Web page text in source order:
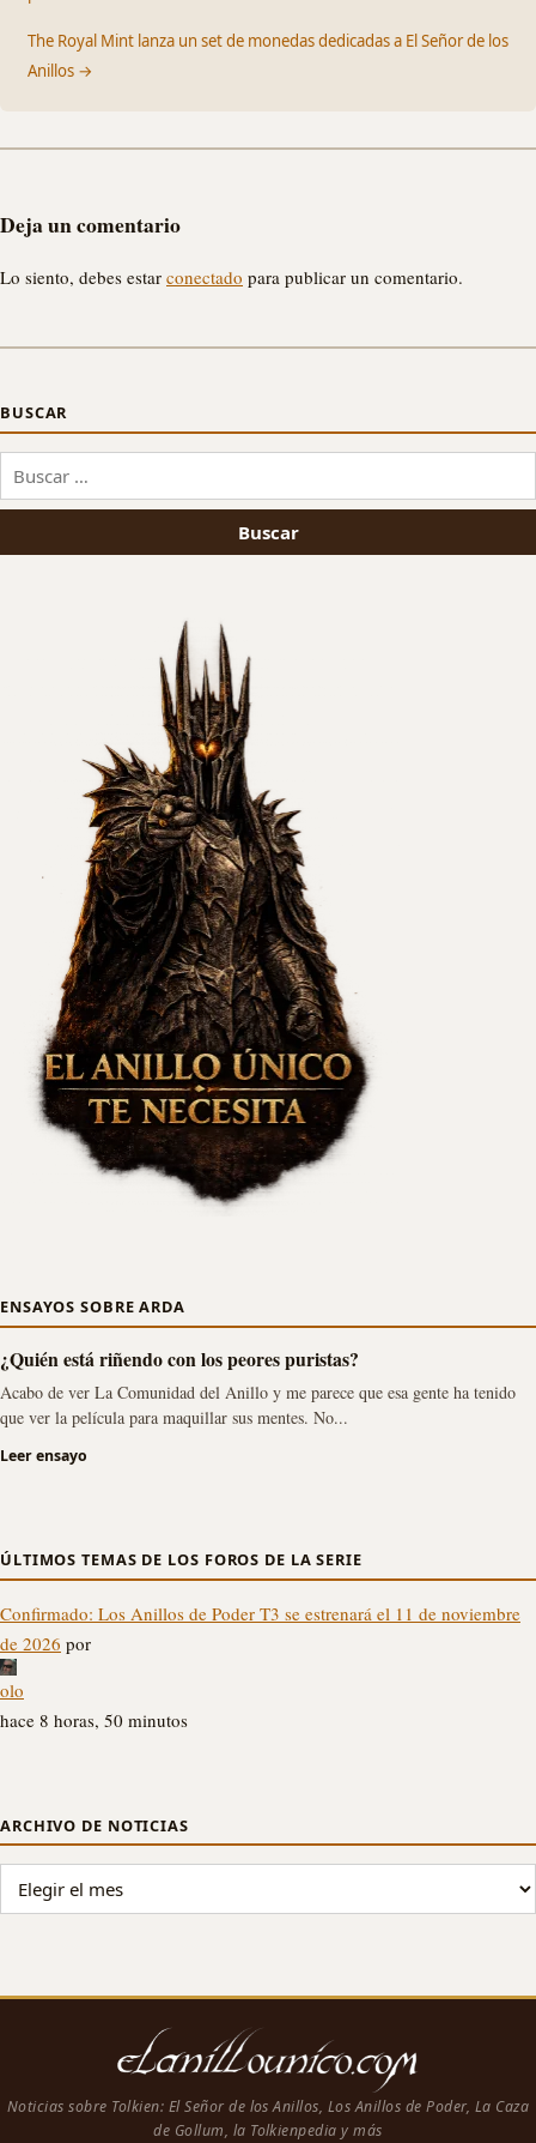
The Royal Mint lanza un set de monedas dedicadas a El Señor de los
Anillos →
Deja un comentario
Lo siento, debes estar conectado para publicar un comentario.
BUSCAR
Buscar:
ENSAYOS SOBRE ARDA
¿Quién está riñendo con los peores puristas?
Acabo de ver La Comunidad del Anillo y me parece que esa gente ha tenido
que ver la película para maquillar sus mentes. No...
Leer ensayo
ÚLTIMOS TEMAS DE LOS FOROS DE LA SERIE
Confirmado: Los Anillos de Poder T3 se estrenará el 11 de noviembre
de 2026 por
olo
hace 8 horas, 50 minutos
ARCHIVO DE NOTICIAS
ARCHIVO DE NOTICIAS
Noticias sobre Tolkien: El Señor de los Anillos, Los Anillos de Poder, La Caza
de Gollum, la Tolkienpedia y más